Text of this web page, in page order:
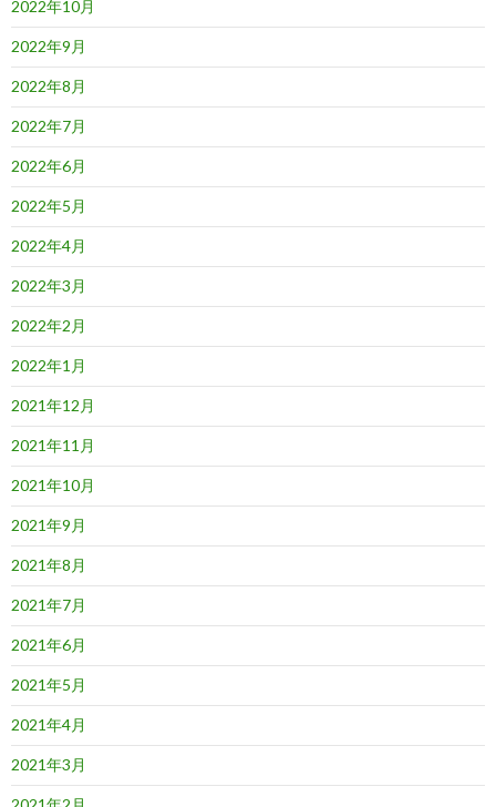
2022年10月
2022年9月
2022年8月
2022年7月
2022年6月
2022年5月
2022年4月
2022年3月
2022年2月
2022年1月
2021年12月
2021年11月
2021年10月
2021年9月
2021年8月
2021年7月
2021年6月
2021年5月
2021年4月
2021年3月